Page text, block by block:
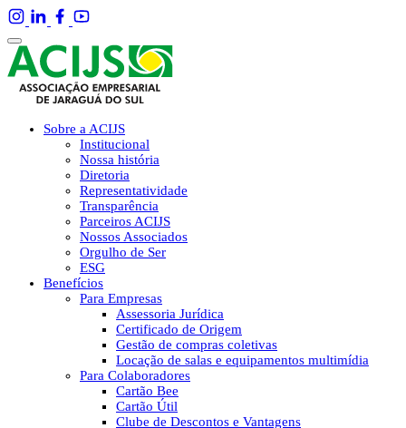
Sobre a ACIJS
Institucional
Nossa história
Diretoria
Representatividade
Transparência
Parceiros ACIJS
Nossos Associados
Orgulho de Ser
ESG
Benefícios
Para Empresas
Assessoria Jurídica
Certificado de Origem
Gestão de compras coletivas
Locação de salas e equipamentos multimídia
Para Colaboradores
Cartão Bee
Cartão Útil
Clube de Descontos e Vantagens